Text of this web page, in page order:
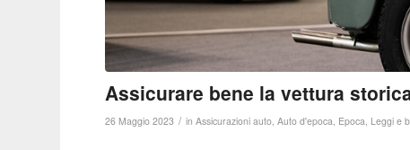
Assicurare bene la vettura
26 Maggio 2023 / inAssicurazioni auto ,Auto d'epoca Epoca Leggi e